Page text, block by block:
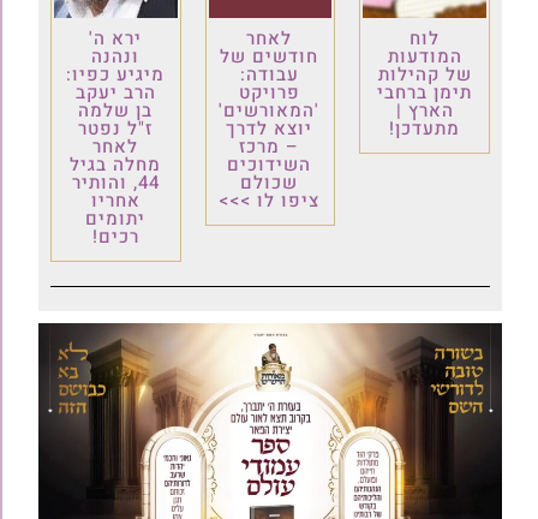
לוח
המודעות
של קהילות
תימן ברחבי
הארץ |
מתעדכן!
לאחר
חודשים של
עבודה:
פרויקט
'המאורשים'
יוצא לדרך
– מרכז
השידוכים
שכולם
ציפו לו >>>
ירא ה'
ונהנה
מיגיע כפיו:
הרב יעקב
בן שלמה
ז"ל נפטר
לאחר
מחלה בגיל
44, והותיר
אחריו
יתומים
רכים!